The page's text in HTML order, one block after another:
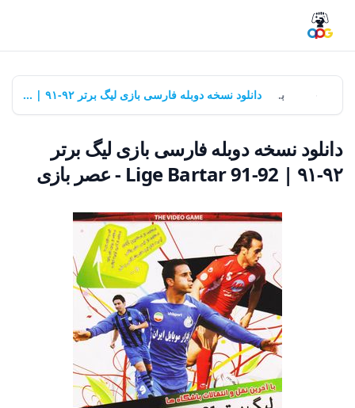
بازی‌ها دانلود نسخه دوبله فارسی بازی لیگ برتر ۹۲-۹۱ | Lige Bartar 91-92 - عصر بازی
دانلود نسخه دوبله فارسی بازی لیگ برتر
۹۲-۹۱ | Lige Bartar 91-92 - عصر بازی